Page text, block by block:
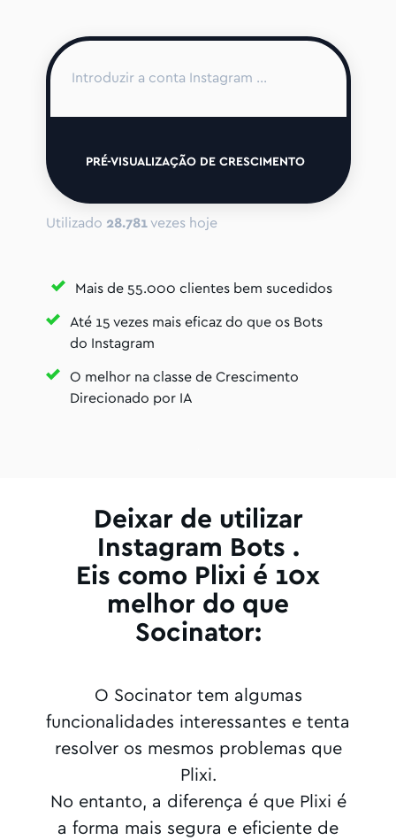
PRÉ-VISUALIZAÇÃO DE CRESCIMENTO
Utilizado 28.781vezes hoje
Mais de 55.000 clientes bem sucedidos
Até 15 vezes mais eficaz do que os Bots
do Instagram
O melhor na classe de Crescimento
Direcionado por IA
Deixar de utilizar
Instagram Bots .
Eis como Plixi é 10x
melhor do que
Socinator:
O Socinator tem algumas
funcionalidades interessantes e tenta
resolver os mesmos problemas que
Plixi.
No entanto, a diferença é que Plixi é
a forma mais segura e eficiente de